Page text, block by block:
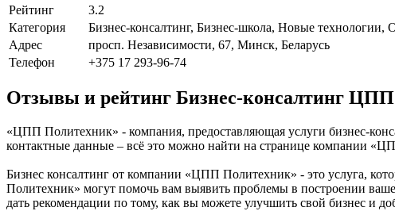
Рейтинг
3.2
Категория
Бизнес-консалтинг, Бизнес-школа, Новые технологии,
Адрес
просп. Независимости, 67, Минск, Беларусь
Телефон
+375 17 293-96-74
Отзывы и рейтинг Бизнес-консалтинг
«ЦПП Политехник» - компания, предоставляющая услуги бизнес-
контактные данные – всё это можно найти на странице компании
Бизнес консалтинг от компании «ЦПП Политехник» - это услуга,
Политехник» могут помочь вам выявить проблемы в построении
дать рекомендации по тому, как вы можете улучшить свой бизнес и